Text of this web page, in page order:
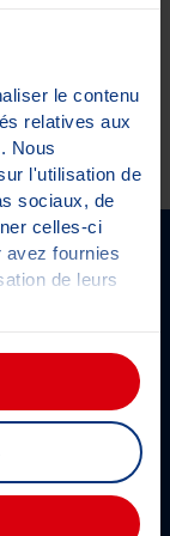
le contenu
relatives aux
Nous
l'utilisation de
sociaux, de
celles-ci
avez fournies
de leurs
cliquez-ici.
du groupe
Autosur